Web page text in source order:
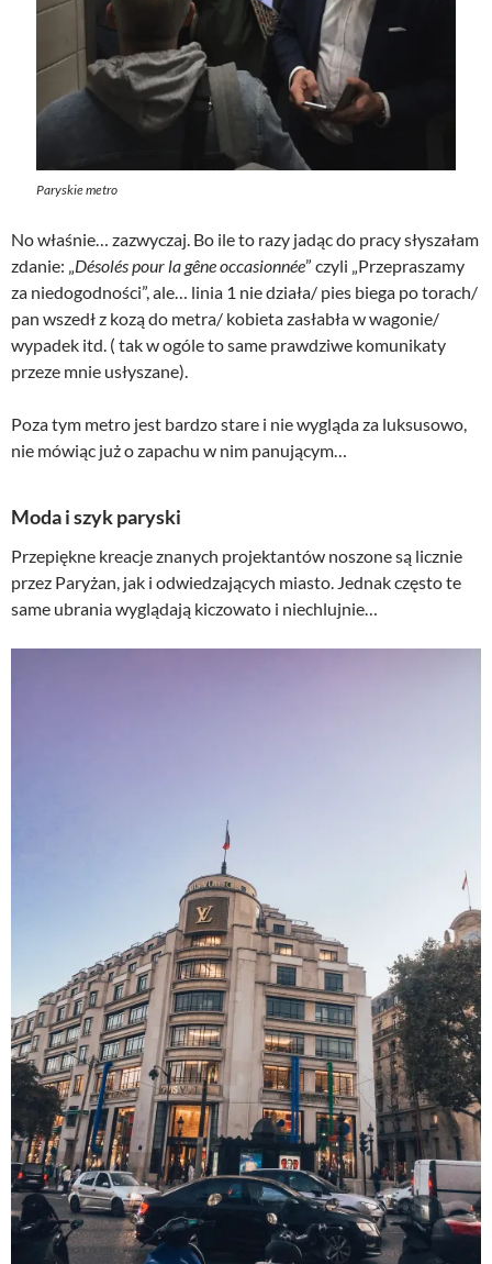
Paryskie metro
No właśnie… zazwyczaj. Bo ile to razy jadąc do pracy słyszałam
zdanie: „ Désolés pour la gêne occasionnée” czyli „Przepraszamy
za niedogodności”, ale… linia 1 nie działa/ pies biega po torach/
pan wszedł z kozą do metra/ kobieta zasłabła w wagonie/
wypadek itd. ( tak w ogóle to same prawdziwe komunikaty
przeze mnie usłyszane).
Poza tym metro jest bardzo stare i nie wygląda za luksusowo,
nie mówiąc już o zapachu w nim panującym…
Moda i szyk paryski
Przepiękne kreacje znanych projektantów noszone są licznie
przez Paryżan, jak i odwiedzających miasto. Jednak często te
same ubrania wyglądają kiczowato i niechlujnie…